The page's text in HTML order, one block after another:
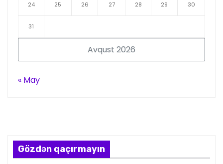
Avqust 2026
24 25 26 27 28 29 30
31
« May
Gözdən qaçırmayın